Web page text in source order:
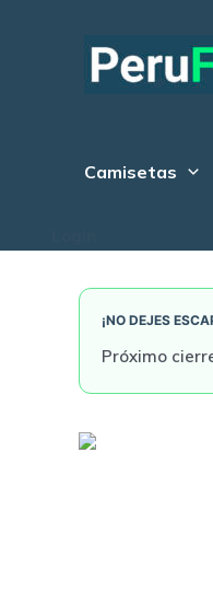
Camisetas
¡NO DEJES
Próximo